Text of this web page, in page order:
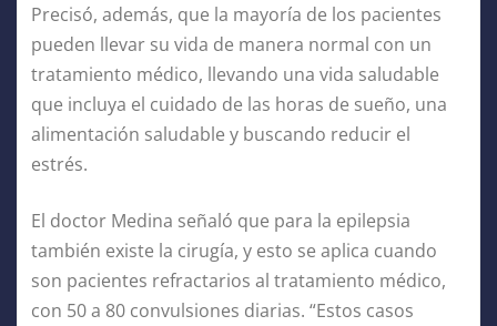
Precisó, además, que la mayoría de los pacientes
pueden llevar su vida de manera normal con un
tratamiento médico, llevando una vida saludable
que incluya el cuidado de las horas de sueño, una
alimentación saludable y buscando reducir el
estrés.
El doctor Medina señaló que para la epilepsia
también existe la cirugía, y esto se aplica cuando
son pacientes refractarios al tratamiento médico,
con 50 a 80 convulsiones diarias. “Estos casos